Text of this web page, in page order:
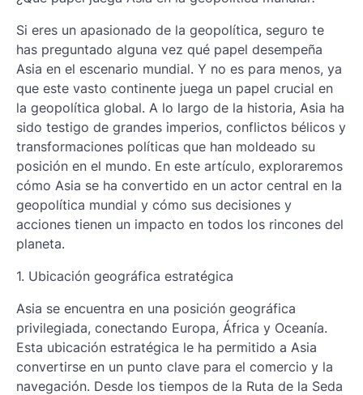
Si eres un apasionado de la geopolítica, seguro te
has preguntado alguna vez qué papel desempeña
Asia en el escenario mundial. Y no es para menos, ya
que este vasto continente juega un papel crucial en
la geopolítica global. A lo largo de la historia, Asia ha
sido testigo de grandes imperios, conflictos bélicos y
transformaciones políticas que han moldeado su
posición en el mundo. En este artículo, exploraremos
cómo Asia se ha convertido en un actor central en la
geopolítica mundial y cómo sus decisiones y
acciones tienen un impacto en todos los rincones del
planeta.
1. Ubicación geográfica estratégica
Asia se encuentra en una posición geográfica
privilegiada, conectando Europa, África y Oceanía.
Esta ubicación estratégica le ha permitido a Asia
convertirse en un punto clave para el comercio y la
navegación. Desde los tiempos de la Ruta de la Seda